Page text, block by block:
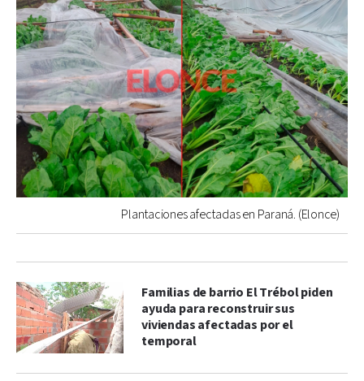
Plantaciones afectadas en Paraná. (Elonce)
Familias de barrio El Trébol piden
ayuda para reconstruir sus
viviendas afectadas por el
temporal